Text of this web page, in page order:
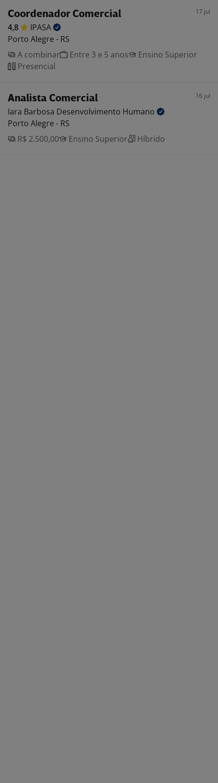
Coordenador Comercial 17 jul
4,8
IPASA
Porto Alegre - RS
A combinar
Entre 3 e 5 anos
Ensino Superior
Presencial
Analista Comercial 16 jul
Iara Barbosa Desenvolvimento Humano
Porto Alegre - RS
R$ 2.500,00
Ensino Superior Híbrido